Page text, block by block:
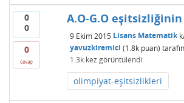
0
0
0
cevap
A.O-G.O eşitsizliğinin
9 Ekim 2015 Lisans Matematik
yavuzkiremici (1.8kpuan)
1.3kkez görüntülendi
olimpiyat-eşitsizlikleri